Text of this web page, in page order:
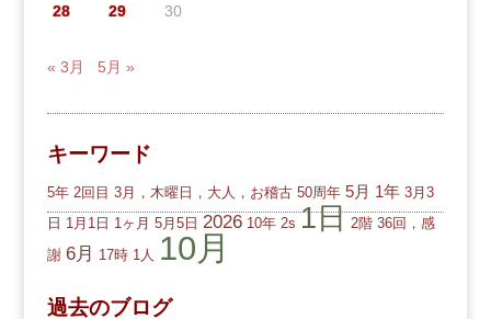
28
29 30
« 3月 5月 »
キーワード
5年 2回目 3月，木曜日，大人，お稽古 50周年 5月 1年 3月3
日 1月1日 1ヶ月 5月5日 2026 10年 2s 1日 2階 36回，感
謝 6月 17時 1人 10月
過去のブログ